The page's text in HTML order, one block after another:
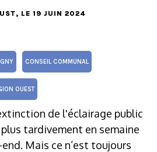
, LE 19 JUIN 2024
CONSEIL COMMUNAL
OUEST
de l'éclairage public
tardivement en semaine
Mais ce n’est toujours